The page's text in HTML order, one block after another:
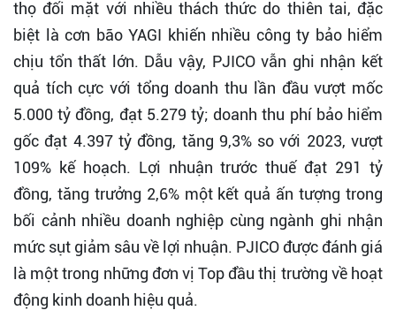
thọ đối mặt với nhiều thách thức do thiên tai, đặc
biệt là cơn bão YAGI khiến nhiều công ty bảo hiểm
chịu tổn thất lớn. Dẫu vậy, PJICO vẫn ghi nhận kết
quả tích cực với tổng doanh thu lần đầu vượt mốc
5.000 tỷ đồng, đạt 5.279 tỷ; doanh thu phí bảo hiểm
gốc đạt 4.397 tỷ đồng, tăng 9,3% so với 2023, vượt
109% kế hoạch. Lợi nhuận trước thuế đạt 291 tỷ
đồng, tăng trưởng 2,6% một kết quả ấn tượng trong
bối cảnh nhiều doanh nghiệp cùng ngành ghi nhận
mức sụt giảm sâu về lợi nhuận. PJICO được đánh giá
là một trong những đơn vị Top đầu thị trường về hoạt
động kinh doanh hiệu quả.